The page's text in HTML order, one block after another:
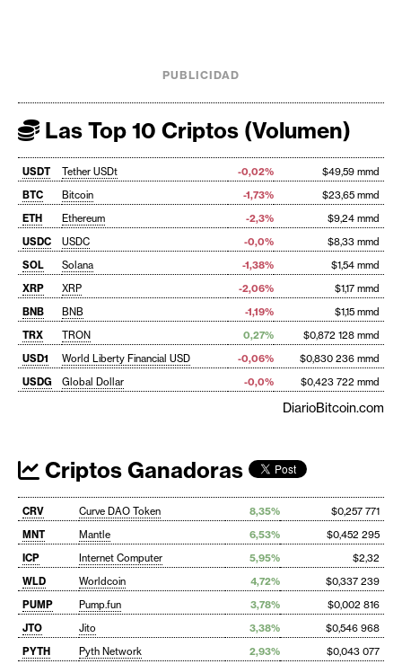
PUBLICIDAD
Las Top 10 Criptos (Volumen)
USDT Tether USDt -0,02%
$49,59 mmd
BTC
Bitcoin -1,73%
$23,65 mmd
ETH
Ethereum -2,3%
$9,24 mmd
USDC
USDC -0,0%
$8,33 mmd
SOL
Solana -1,38%
$1,54 mmd
XRP
XRP -2,06%
$1,17 mmd
BNB
BNB -1,19%
$1,15 mmd
TRX
TRON 0,27%
$0,872 128 mmd
USD1
World Liberty Financial USD -0,06%
$0,830 236 mmd
USDG
Global Dollar -0,0% $0,423 722 mmd
DiarioBitcoin.com
Criptos Ganadoras
CRV Curve DAO Token 8,35%
$0,257 771
MNT
Mantle 6,53%
$0,452 295
ICP
Internet Computer 5,95%
$2,32
WLD
Worldcoin 4,72%
$0,337 239
PUMP
Pump.fun 3,78%
$0,002 816
JTO
Jito 3,38%
$0,546 968
PYTH
Pyth Network 2,93%
$0,043 077